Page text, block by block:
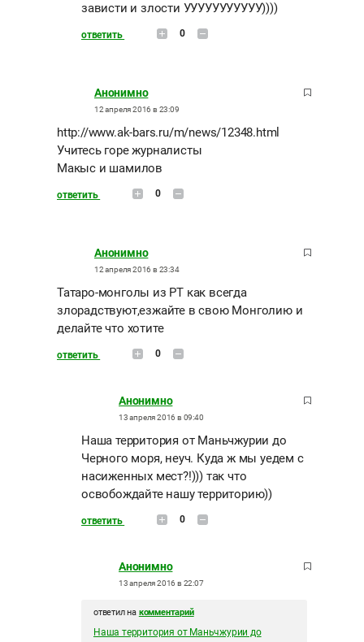
зависти и злости УУУУУУУУУУУ))))
ответить 0
Анонимно
12 апреля 2016 в 23:09
http://www.ak-bars.ru/m/news/12348.html
Учитесь горе журналисты
Макыс и шамилов
ответить 0
Анонимно
12 апреля 2016 в 23:34
Татаро-монголы из РТ как всегда
злорадствуют,езжайте в свою Монголию и
делайте что хотите
ответить 0
Анонимно
13 апреля 2016 в 09:40
Наша территория от Маньчжурии до
Черного моря, неуч. Куда ж мы уедем с
насиженных мест?!))) так что
освобождайте нашу территорию))
ответить 0
Анонимно
13 апреля 2016 в 22:07
ответил на комментарий
Наша территория от Маньчжурии до